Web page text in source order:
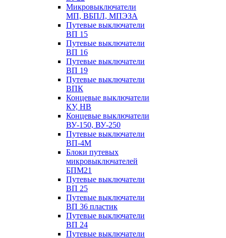
Микровыключатели
МП, ВБПЛ, МПЭЗА
Путевые выключатели
ВП 15
Путевые выключатели
ВП 16
Путевые выключатели
ВП 19
Путевые выключатели
ВПК
Концевые выключатели
КУ, НВ
Концевые выключатели
ВУ-150, ВУ-250
Путевые выключатели
ВП-4М
Блоки путевых
микровыключателей
БПМ21
Путевые выключатели
ВП 25
Путевые выключатели
ВП 36 пластик
Путевые выключатели
ВП 24
Путевые выключатели